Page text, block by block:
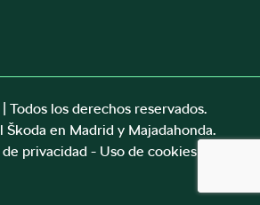
Todos los derechos reservados.
en Madrid y Majadahonda.
privacidad - Uso de cookies